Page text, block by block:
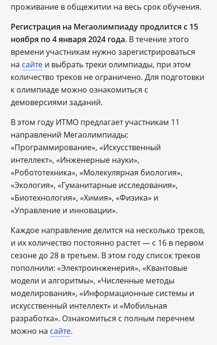
проживание в общежитии на весь срок обучения.
Регистрация на Мегаолимпиаду продлится с 15
ноября по 4 января 2024 года. В течение этого
времени участникам нужно зарегистрироваться
на сайте и выбрать треки олимпиады, при этом
количество треков не ограничено. Для подготовки
к олимпиаде можно ознакомиться с
демоверсиями заданий.
В этом году ИТМО предлагает участникам 11
направлений Мегаолимпиады:
«Программирование», «Искусственный
интеллект», «Инженерные науки»,
«Робототехника», «Молекулярная биология»,
«Экология», «Гуманитарные исследования»,
«Биотехнология», «Химия», «Физика» и
«Управление и инновации».
Каждое направление делится на несколько треков,
и их количество постоянно растет — с 16 в первом
сезоне до 28 в третьем. В этом году список треков
пополнили: «Электроинженерия», «Квантовые
модели и алгоритмы», «Численные методы
моделирования», «Информационные системы и
искусственный интеллект» и «Мобильная
разработка». Ознакомиться с полным перечнем
можно на сайте.